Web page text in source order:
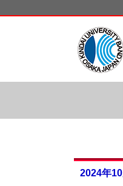
2024年